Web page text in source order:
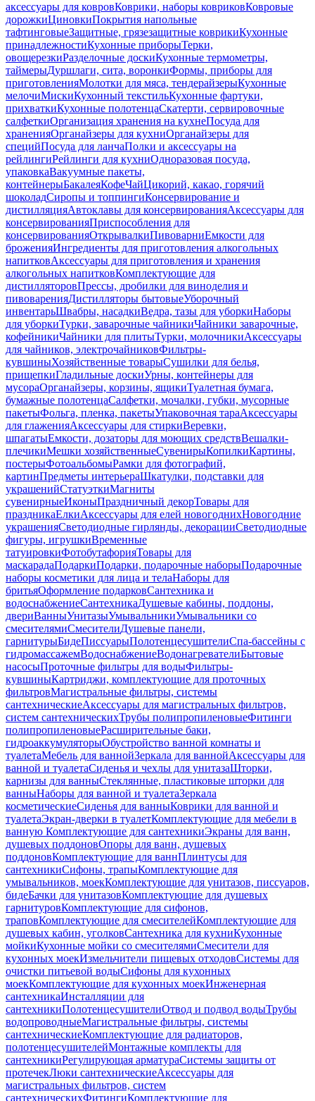
аксессуары для ковровКоврики, наборы ковриковКовровые
дорожкиЦиновкиПокрытия напольные
тафтинговыеЗащитные, грязезащитные коврикиКухонные
принадлежностиКухонные приборыТерки,
овощерезкиРазделочные доскиКухонные термометры,
таймерыДуршлаги, сита, воронкиФормы, приборы для
приготовленияМолотки для мяса, тендерайзерыКухонные
мелочиМискиКухонный текстильКухонные фартуки,
прихваткиКухонные полотенцаСкатерти, сервировочные
салфеткиОрганизация хранения на кухнеПосуда для
храненияОрганайзеры для кухниОрганайзеры для
специйПосуда для ланчаПолки и аксессуары на
рейлингиРейлинги для кухниОдноразовая посуда,
упаковкаВакуумные пакеты,
контейнерыБакалеяКофеЧайЦикорий, какао, горячий
шоколадСиропы и топпингиКонсервирование и
дистилляцияАвтоклавы для консервированияАксессуары для
консервированияПриспособления для
консервированияОткрывалкиПивоварниЕмкости для
броженияИнгредиенты для приготовления алкогольных
напитковАксессуары для приготовления и хранения
алкогольных напитковКомплектующие для
дистилляторовПрессы, дробилки для виноделия и
пивоваренияДистилляторы бытовыеУборочный
инвентарьШвабры, насадкиВедра, тазы для уборкиНаборы
для уборкиТурки, заварочные чайникиЧайники заварочные,
кофейникиЧайники для плитыТурки, молочникиАксессуары
для чайников, электрочайниковФильтры-
кувшиныХозяйственные товарыСушилки для белья,
прищепкиГладильные доскиУрны, контейнеры для
мусораОрганайзеры, корзины, ящикиТуалетная бумага,
бумажные полотенцаСалфетки, мочалки, губки, мусорные
пакетыФольга, пленка, пакетыУпаковочная тараАксессуары
для глаженияАксессуары для стиркиВеревки,
шпагатыЕмкости, дозаторы для моющих средствВешалки-
плечикиМешки хозяйственныеСувенирыКопилкиКартины,
постерыФотоальбомыРамки для фотографий,
картинПредметы интерьераШкатулки, подставки для
украшенийСтатуэткиМагниты
сувенирныеИконыПраздничный декорТовары для
праздникаЕлкиАксессуары для елей новогоднихНовогодние
украшенияСветодиодные гирлянды, декорацииСветодиодные
фигуры, игрушкиВременные
татуировкиФотобутафорияТовары для
маскарадаПодаркиПодарки, подарочные наборыПодарочные
наборы косметики для лица и телаНаборы для
бритьяОформление подарковСантехника и
водоснабжениеСантехникаДушевые кабины, поддоны,
двериВанныУнитазыУмывальникиУмывальники со
смесителямиСмесителиДушевые панели,
гарнитурыБидеПиссуарыПолотенцесушителиСпа-бассейны с
гидромассажемВодоснабжениеВодонагревателиБытовые
насосыПроточные фильтры для водыФильтры-
кувшиныКартриджи, комплектующие для проточных
фильтровМагистральные фильтры, системы
сантехническиеАксессуары для магистральных фильтров,
систем сантехническихТрубы полипропиленовыеФитинги
полипропиленовыеРасширительные баки,
гидроаккумуляторыОбустройство ванной комнаты и
туалетаМебель для ваннойЗеркала для ваннойАксессуары для
ванной и туалетаСиденья и чехлы для унитазаШторки,
карнизы для ванныСтеклянные, пластиковые шторки для
ванныНаборы для ванной и туалетаЗеркала
косметическиеСиденья для ванныКоврики для ванной и
туалетаЭкран-дверки в туалетКомплектующие для мебели в
ванную Комплектующие для сантехникиЭкраны для ванн,
душевых поддоновОпоры для ванн, душевых
поддоновКомплектующие для ваннПлинтусы для
сантехникиСифоны, трапыКомплектующие для
умывальников, моекКомплектующие для унитазов, писсуаров,
бидеБачки для унитазовКомплектующие для душевых
гарнитуровКомплектующие для сифонов,
траповКомплектующие для смесителейКомплектующие для
душевых кабин, уголковСантехника для кухниКухонные
мойкиКухонные мойки со смесителямиСмесители для
кухонных моекИзмельчители пищевых отходовСистемы для
очистки питьевой водыСифоны для кухонных
моекКомплектующие для кухонных моекИнженерная
сантехникаИнсталляции для
сантехникиПолотенцесушителиОтвод и подвод водыТрубы
водопроводныеМагистральные фильтры, системы
сантехническиеКомплектующие для радиаторов,
полотенцесушителейМонтажные комплекты для
сантехникиРегулирующая арматураСистемы защиты от
протечекЛюки сантехническиеАксессуары для
магистральных фильтров, систем
сантехническихФитингиКомплектующие для